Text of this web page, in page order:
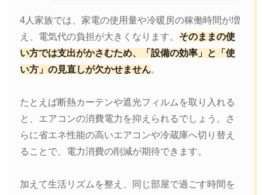
4人家族では、家電の使用量や冷暖房の稼働時間が増
え、電気代の負担が大きくなります。 そのままの使
い方では支出がかさむため、「設備の効率」と「使
い方」の見直しが欠かせません。
たとえば断熱カーテンや遮光フィルムを取り入れる
と、エアコンの消費電力を抑えられるでしょう。さ
らに省エネ性能の高いエアコンや冷蔵庫へ切り替え
ることで、電力消費の削減が期待できます。
加えて生活リズムを整え、同じ部屋で過ごす時間を